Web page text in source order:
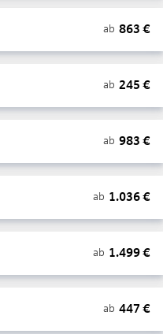
ab 863 €
ab 245 €
ab 983 €
ab 1.036€
ab 1.499€
ab 447 €